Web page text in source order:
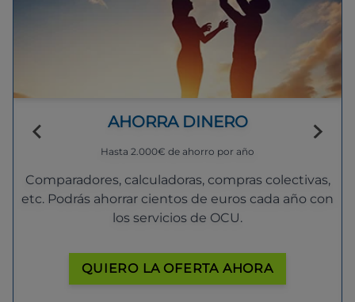
AHORRA DINERO
Hasta 2.000€ de ahorro por año
Comparadores, calculadoras, compras colectivas,
etc. Podrás ahorrar cientos de euros cada año con
los servicios de OCU.
QUIERO LA OFERTA AHORA